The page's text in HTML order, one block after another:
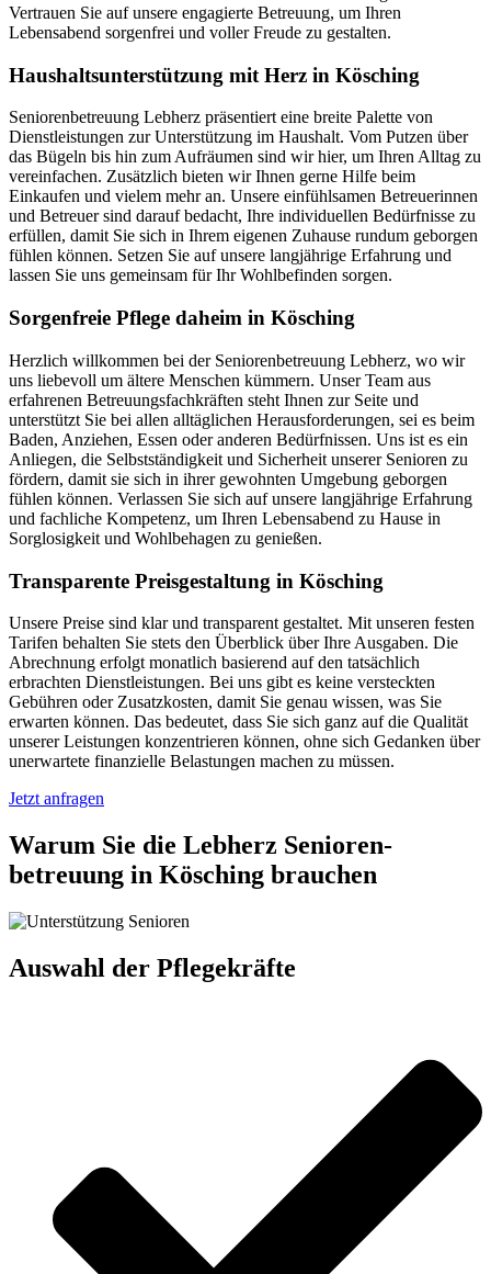
Vertrauen Sie auf unsere engagierte Betreuung, um Ihren
Lebensabend sorgenfrei und voller Freude zu gestalten.
Haushalts­unterstützung mit Herz in Kösching
Seniorenbetreuung Lebherz präsentiert eine breite Palette von
Dienstleistungen zur Unterstützung im Haushalt. Vom Putzen über
das Bügeln bis hin zum Aufräumen sind wir hier, um Ihren Alltag zu
vereinfachen. Zusätzlich bieten wir Ihnen gerne Hilfe beim
Einkaufen und vielem mehr an. Unsere einfühlsamen Betreuerinnen
und Betreuer sind darauf bedacht, Ihre individuellen Bedürfnisse zu
erfüllen, damit Sie sich in Ihrem eigenen Zuhause rundum geborgen
fühlen können. Setzen Sie auf unsere langjährige Erfahrung und
lassen Sie uns gemeinsam für Ihr Wohlbefinden sorgen.
Sorgenfreie Pflege daheim in Kösching
Herzlich willkommen bei der Seniorenbetreuung Lebherz, wo wir
uns liebevoll um ältere Menschen kümmern. Unser Team aus
erfahrenen Betreuungsfachkräften steht Ihnen zur Seite und
unterstützt Sie bei allen alltäglichen Herausforderungen, sei es beim
Baden, Anziehen, Essen oder anderen Bedürfnissen. Uns ist es ein
Anliegen, die Selbstständigkeit und Sicherheit unserer Senioren zu
fördern, damit sie sich in ihrer gewohnten Umgebung geborgen
fühlen können. Verlassen Sie sich auf unsere langjährige Erfahrung
und fachliche Kompetenz, um Ihren Lebensabend zu Hause in
Sorglosigkeit und Wohlbehagen zu genießen.
Transparente Preisgestaltung in Kösching
Unsere Preise sind klar und transparent gestaltet. Mit unseren festen
Tarifen behalten Sie stets den Überblick über Ihre Ausgaben. Die
Abrechnung erfolgt monatlich basierend auf den tatsächlich
erbrachten Dienstleistungen. Bei uns gibt es keine versteckten
Gebühren oder Zusatzkosten, damit Sie genau wissen, was Sie
erwarten können. Das bedeutet, dass Sie sich ganz auf die Qualität
unserer Leistungen konzentrieren können, ohne sich Gedanken über
unerwartete finanzielle Belastungen machen zu müssen.
Jetzt anfragen
Warum Sie die Lebherz Senioren­
betreuung in Kösching brauchen
Auswahl der Pflegekräfte